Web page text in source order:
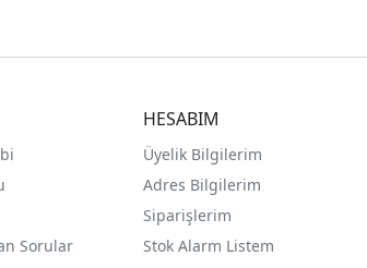
Sorular
HESABIM
Üyelik Bilgilerim
Adres Bilgilerim
Siparişlerim
Stok Alarm Listem